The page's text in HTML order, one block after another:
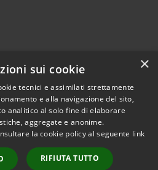
Copyright © 2026 • Provincia di
Pavia • Powered by
Municipium•Accesso
redazione
×
sui cookie
tecnici e assimilati strettamente
e alla navigazione del sito,
analitico al solo fine di elaborare
aggregate e anonime.
la cookie policy al seguente link
RIFIUTA TUTTO